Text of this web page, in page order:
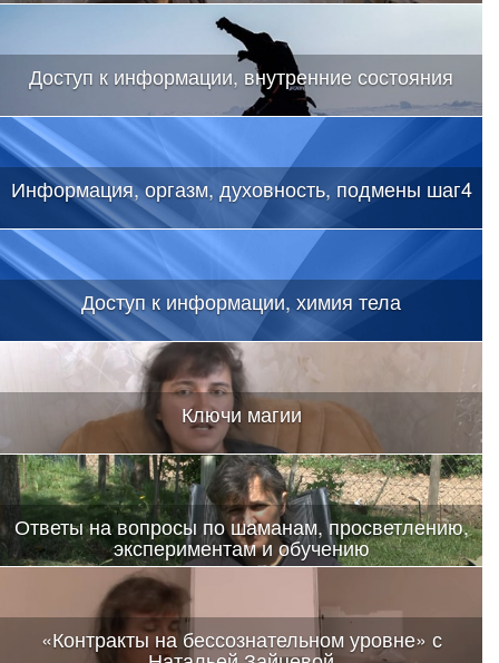
Доступ к информации, внутренние состояния
Информация, оргазм, духовность, подмены шаг4
Доступ к информации, химия тела
Ключи магии
Ответы на вопросы по шаманам, просветлению,
экспериментам и обучению
«Контракты на бессознательном уровне» с